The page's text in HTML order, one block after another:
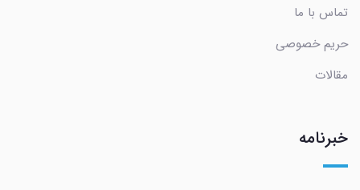
تماس با ما
حریم خصوصی
مقالات
خبرنامه